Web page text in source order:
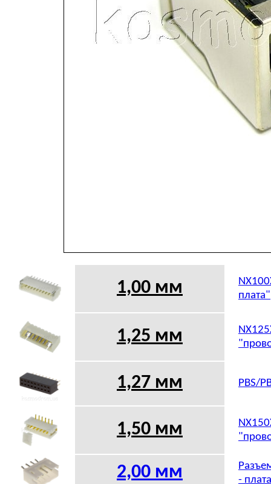
1,00 мм
плата"
1,25 мм
1,27 мм PBS/
1,50 мм
2,00 мм
-